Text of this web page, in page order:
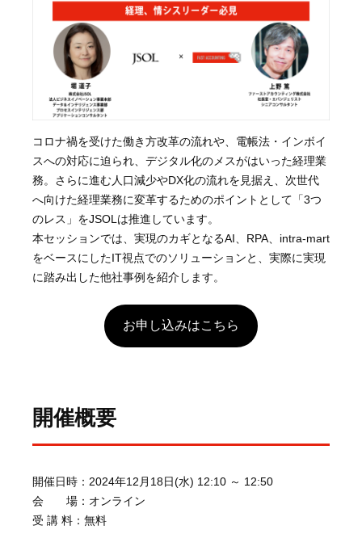
コロナ禍を受けた働き方改革の流れや、電帳法・インボイ
スへの対応に迫られ、デジタル化のメスがはいった経理業
務。さらに進む人口減少やDX化の流れを見据え、次世代
へ向けた経理業務に変革するためのポイントとして「3つ
のレス」をJSOLは推進しています。
本セッションでは、実現のカギとなるAI、RPA、intra-mart
をベースにしたIT視点でのソリューションと、実際に実現
に踏み出した他社事例を紹介します。
お申し込みはこちら
開催概要
開催日時：2024年12月18日(水) 12:10 ～ 12:50
会 場：オンライン
受 講 料：無料